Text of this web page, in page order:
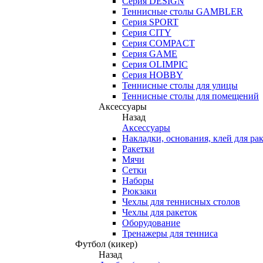
Теннисные столы GAMBLER
Серия SPORT
Серия CITY
Серия COMPACT
Серия GAME
Серия OLIMPIC
Серия HOBBY
Теннисные столы для улицы
Теннисные столы для помещений
Аксессуары
Назад
Аксессуары
Накладки, основания, клей для
Ракетки
Мячи
Сетки
Наборы
Рюкзаки
Чехлы для теннисных столов
Чехлы для ракеток
Оборудование
Тренажеры для тенниса
Футбол (кикер)
Назад